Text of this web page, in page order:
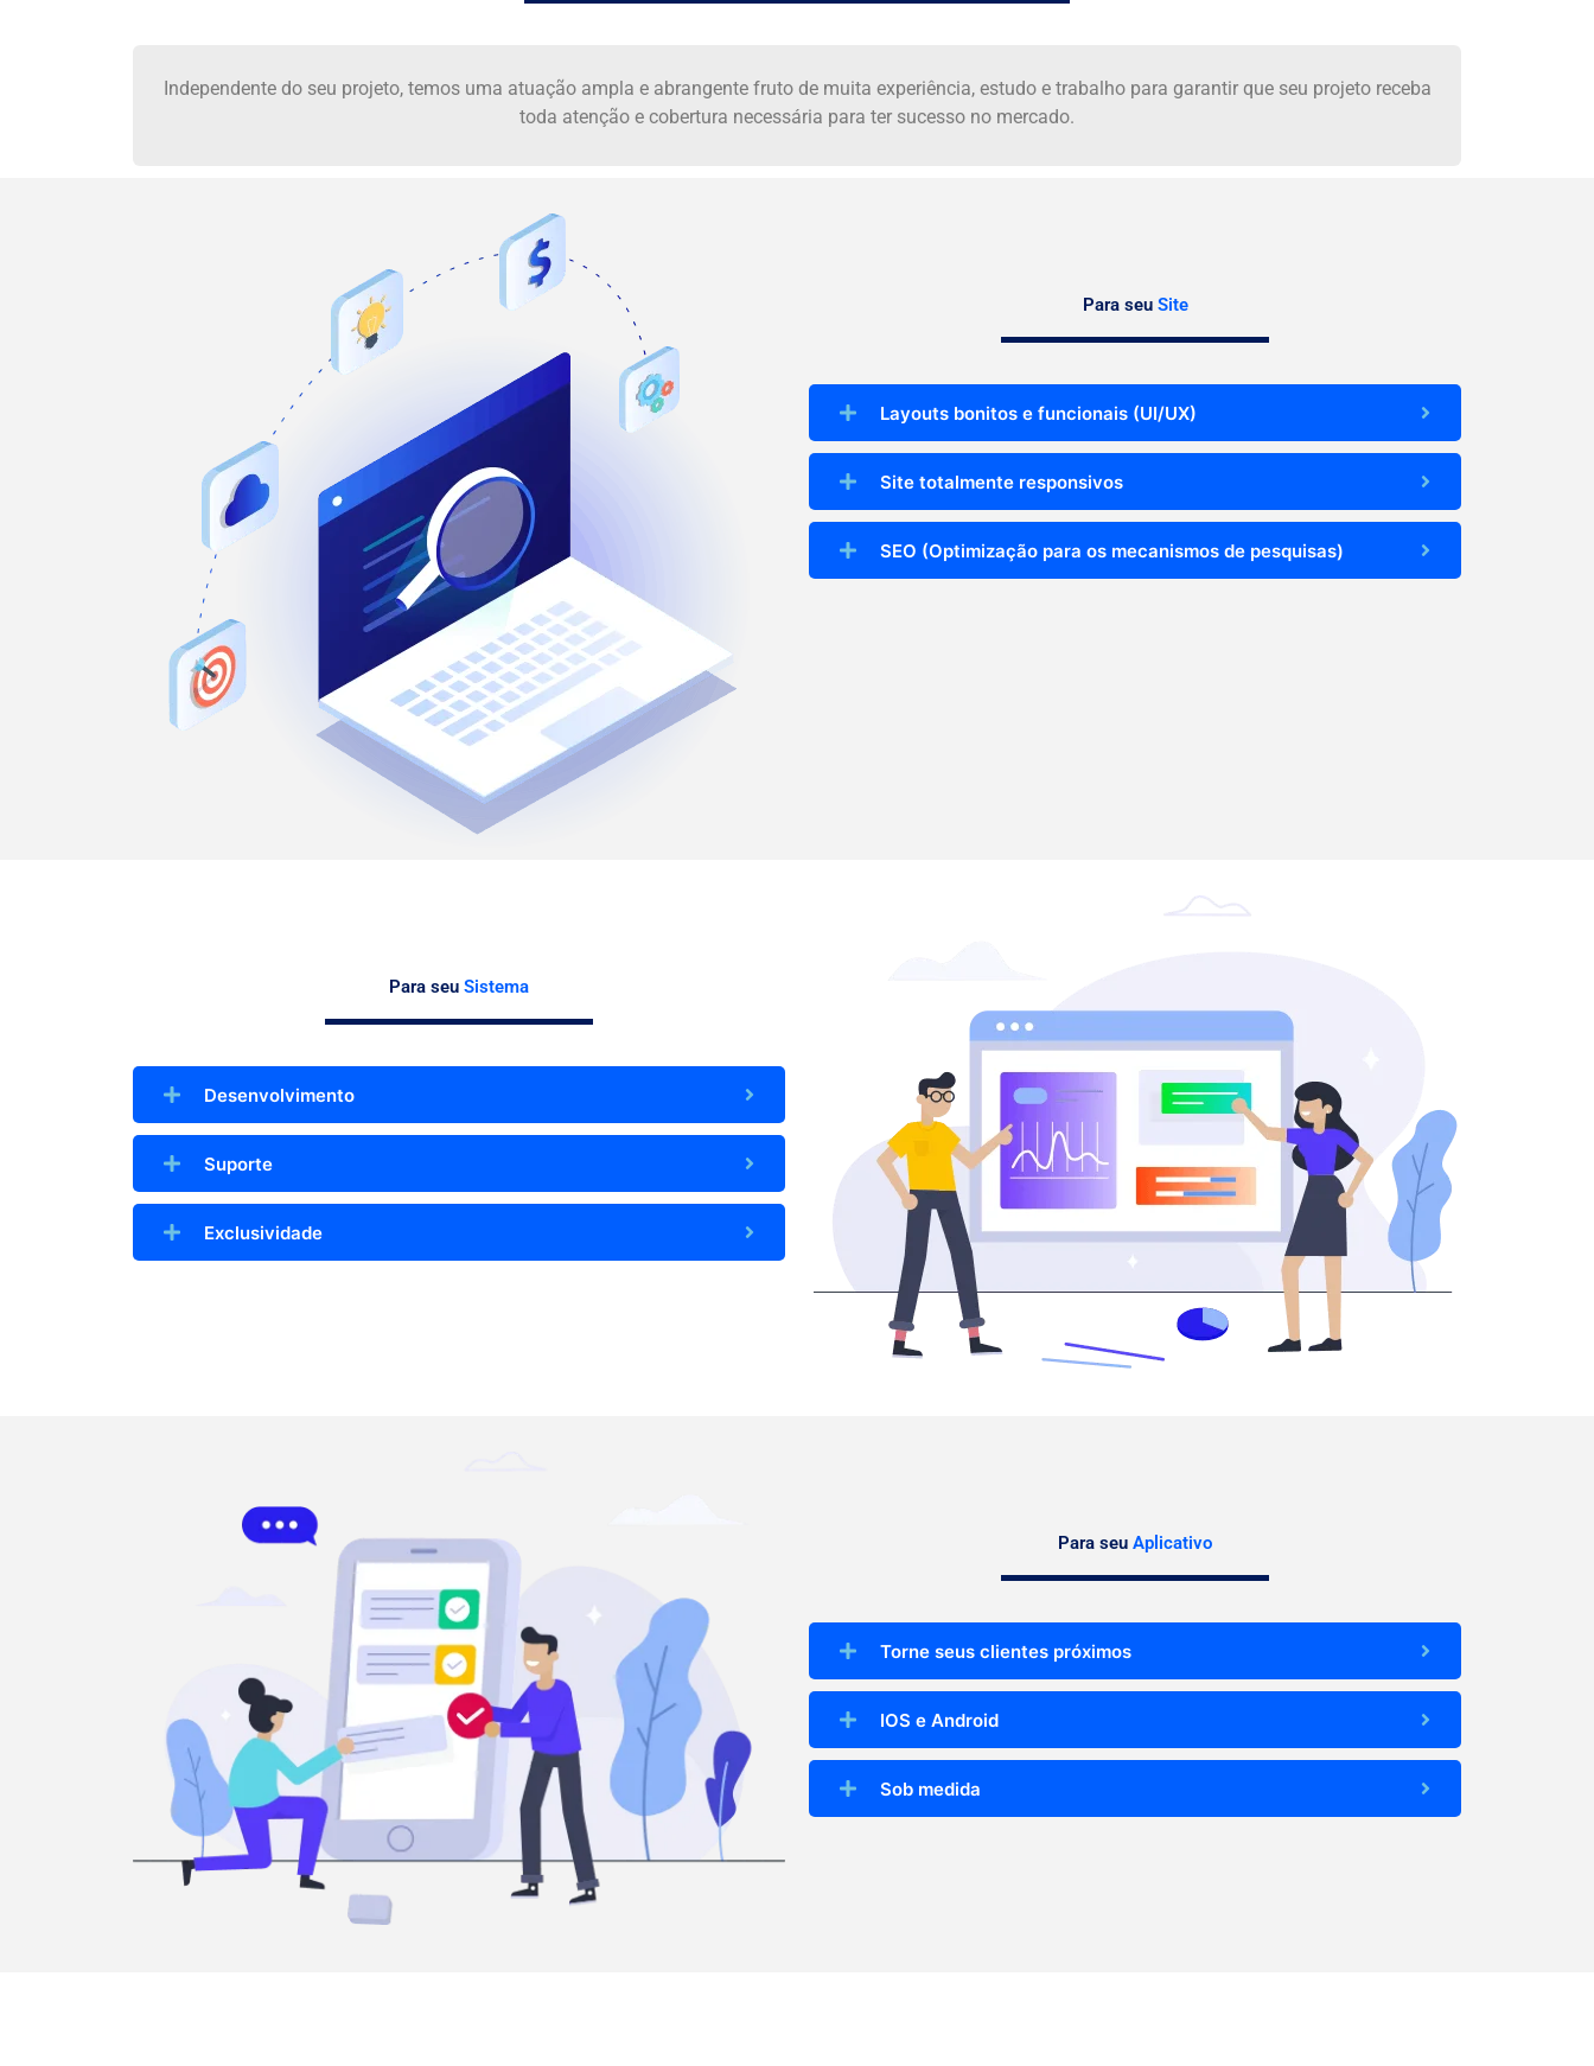
Independente do seu projeto, temos uma atuação ampla e abrangente fruto de muita experiência, estudo e trabalho para garantir que seu projeto receba
toda atenção e cobertura necessária para ter sucesso no mercado.
Para seu Site
Layouts bonitos e funcionais (UI/UX)
Site totalmente responsivos
SEO (Optimização para os mecanismos de pesquisas)
Para seu Sistema
Desenvolvimento
Suporte
Exclusividade
Para seu Aplicativo
Torne seus clientes próximos
IOS e Android
Sob medida